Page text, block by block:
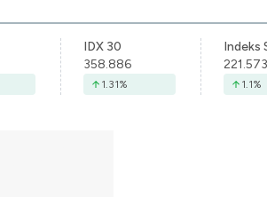
IDX 30
358.886
1.31%
221.573
1.1%